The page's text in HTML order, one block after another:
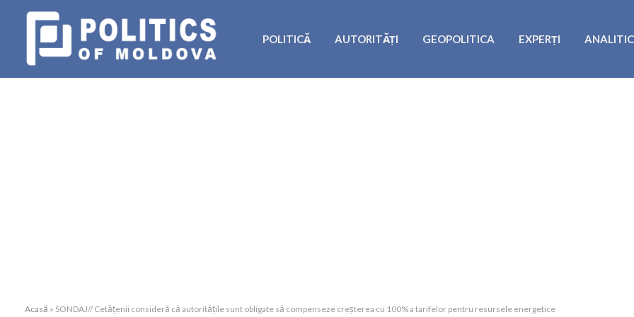
POLITICĂ AUTORITĂȚI GEOPOLITICA EXPERȚI
Acasă » SONDAJ// Cetățenii consideră că autoritățile sunt obligate să compenseze creșterea cu 100% a tarifelor pentru resursele energetice